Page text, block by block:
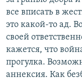
все вписать в
это какой-то ад.
своей
кажется, что
прогулка.
аннексия. Как